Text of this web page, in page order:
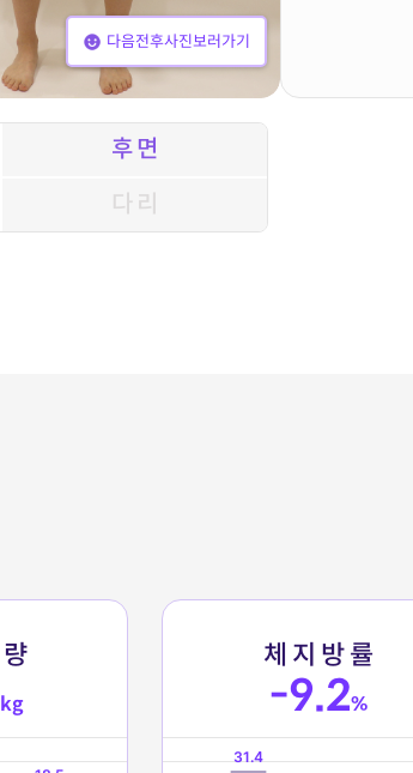
다음전후사진보러가기
후 면
다 리
량
kg
체 지 방 률
-9.2%